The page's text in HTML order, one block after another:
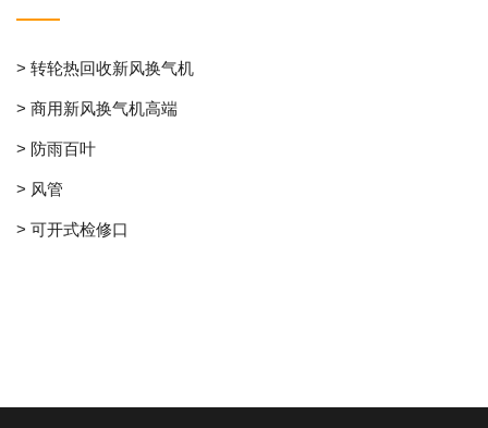
> 转轮热回收新风换气机
> 商用新风换气机高端
> 防雨百叶
> 风管
> 可开式检修口